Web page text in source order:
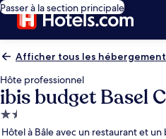
Passer à la section principale
Afficher tous les
Hôte professionnel
ibis budget Basel
Hébergement
1.5 étoile
Hôtel à Bâle avec un restaurant et un